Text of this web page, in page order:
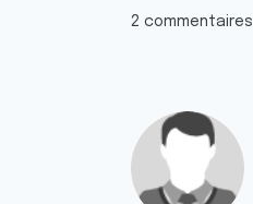
2 commentaires